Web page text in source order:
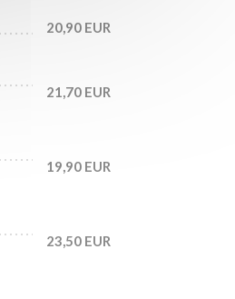
20,90 EUR
21,70 EUR
19,90 EUR
23,50 EUR